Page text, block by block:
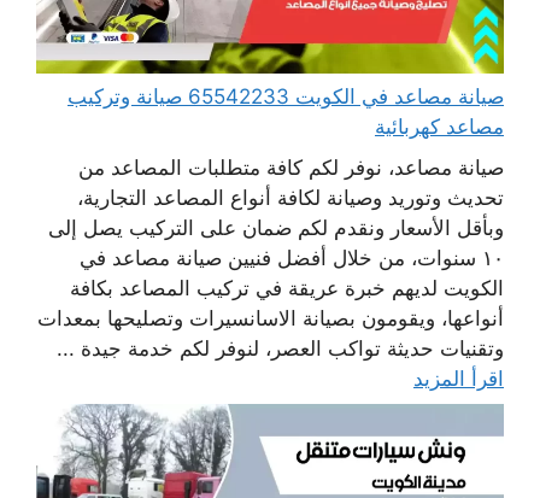
صيانة مصاعد في الكويت 65542233 صيانة وتركيب
مصاعد كهربائية
صيانة مصاعد، نوفر لكم كافة متطلبات المصاعد من
تحديث وتوريد وصيانة لكافة أنواع المصاعد التجارية،
وبأقل الأسعار ونقدم لكم ضمان على التركيب يصل إلى
١٠ سنوات، من خلال أفضل فنيين صيانة مصاعد في
الكويت لديهم خبرة عريقة في تركيب المصاعد بكافة
أنواعها، ويقومون بصيانة الاسانسيرات وتصليحها بمعدات
وتقنيات حديثة تواكب العصر، لنوفر لكم خدمة جيدة ...
اقرأ المزيد